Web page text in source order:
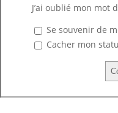
J’ai oublié mon mot
Se souvenir de
Cacher mon